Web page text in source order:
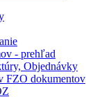
- prehľad
Objednávky
FZO dokumentov